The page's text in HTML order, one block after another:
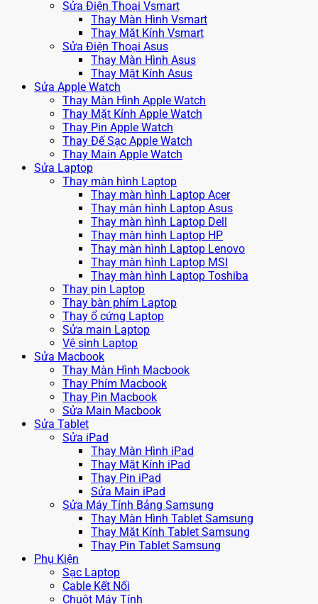
Sửa Điện Thoại Vsmart
Thay Màn Hình Vsmart
Thay Mặt Kính Vsmart
Sửa Điện Thoại Asus
Thay Màn Hình Asus
Thay Mặt Kính Asus
Sửa Apple Watch
Thay Màn Hình Apple Watch
Thay Mặt Kính Apple Watch
Thay Pin Apple Watch
Thay Đế Sạc Apple Watch
Thay Main Apple Watch
Sửa Laptop
Thay màn hình Laptop
Thay màn hình Laptop Acer
Thay màn hình Laptop Asus
Thay màn hình Laptop Dell
Thay màn hình Laptop HP
Thay màn hình Laptop Lenovo
Thay màn hình Laptop MSI
Thay màn hình Laptop Toshiba
Thay pin Laptop
Thay bàn phím Laptop
Thay ổ cứng Laptop
Sửa main Laptop
Vệ sinh Laptop
Sửa Macbook
Thay Màn Hình Macbook
Thay Phím Macbook
Thay Pin Macbook
Sửa Main Macbook
Sửa Tablet
Sửa iPad
Thay Màn Hình iPad
Thay Mặt Kính iPad
Thay Pin iPad
Sửa Main iPad
Sửa Máy Tính Bảng Samsung
Thay Màn Hình Tablet Samsung
Thay Mặt Kính Tablet Samsung
Thay Pin Tablet Samsung
Phụ Kiện
Sạc Laptop
Cable Kết Nối
Chuột Máy Tính